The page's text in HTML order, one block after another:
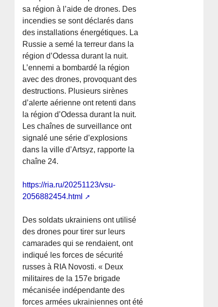
sa région à l’aide de drones. Des
incendies se sont déclarés dans
des installations énergétiques. La
Russie a semé la terreur dans la
région d’Odessa durant la nuit.
L’ennemi a bombardé la région
avec des drones, provoquant des
destructions. Plusieurs sirènes
d’alerte aérienne ont retenti dans
la région d’Odessa durant la nuit.
Les chaînes de surveillance ont
signalé une série d’explosions
dans la ville d’Artsyz, rapporte la
chaîne 24.
https://ria.ru/20251123/vsu-
2056882454.html
Des soldats ukrainiens ont utilisé
des drones pour tirer sur leurs
camarades qui se rendaient, ont
indiqué les forces de sécurité
russes à RIA Novosti. « Deux
militaires de la 157e brigade
mécanisée indépendante des
forces armées ukrainiennes ont été